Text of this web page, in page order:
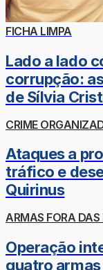
FICHA LIMPA
Lado a lado
corrupção:
de Sílvia
CRIME
Ataques a
tráfico e
Quirinus
ARMAS FORA DAS
Operação
quatro